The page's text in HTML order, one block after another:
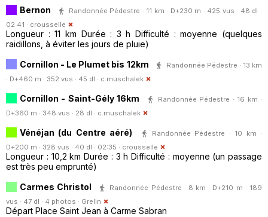
Bernon
Randonnée Pédestre · 11 km · D+230 m · 425 vus · 48 dl ·
02:41 · crousselle
Longueur : 11 km Durée : 3 h Difficulté : moyenne (quelques
raidillons, à éviter les jours de pluie)
Cornillon - Le Plumet bis 12km
Randonnée Pédestre · 13 km
· D+460 m · 352 vus · 45 dl · c.muschalek
Cornillon - Saint-Gély 16km
Randonnée Pédestre · 16 km ·
D+360 m · 348 vus · 28 dl · c.muschalek
Vénéjan (du Centre aéré)
Randonnée Pédestre · 10 km ·
D+200 m · 328 vus · 40 dl · 02:35 · crousselle
Longueur : 10,2 km Durée : 3 h Difficulté : moyenne (un passage
est très peu emprunté)
Carmes Christol
Randonnée Pédestre · 8 km · D+210 m · 189
vus · 47 dl · 4 photos · Grelin
Départ Place Saint Jean à Carme Sabran